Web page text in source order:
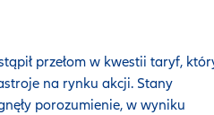
przełom w kwestii taryf,
na rynku akcji. Stany
porozumienie, w wyniku